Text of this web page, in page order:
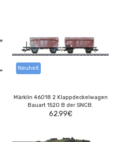
Neuheit
Märklin 46018 2 Klappdeckelwagen
Bauart 1520 B der SNCB.
62.99€